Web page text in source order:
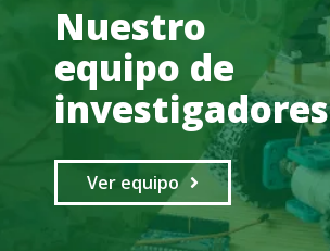
Nuestro
equipo de
investigadores
Ver equipo